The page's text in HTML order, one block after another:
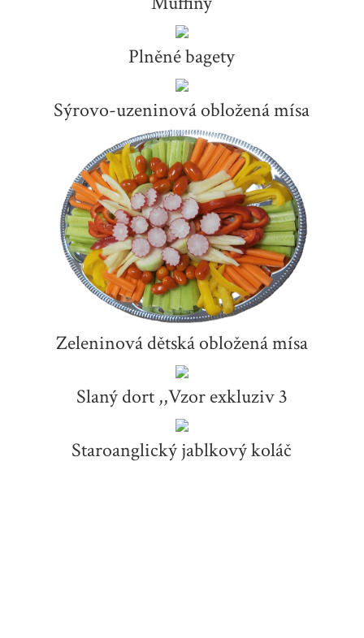
Plněné bagety
Sýrovo-uzeninová obložená mísa
Zeleninová dětská obložená mísa
Slaný dort ,,Vzor exkluziv 3
Staroanglický jablkový koláč